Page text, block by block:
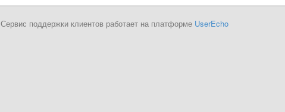
Сервис поддержки клиентов работает на платформе UserEcho